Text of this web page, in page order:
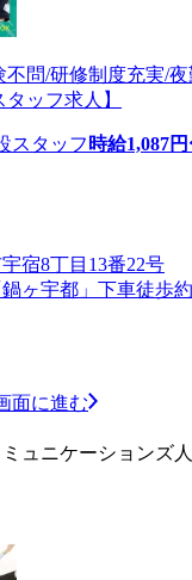
不問/研修制度充実/
ッフ求人】
スタッフ 時給1,087
宿8丁目13番22号
ヶ宇都」下車徒歩
面に進む
ュニケーションズ